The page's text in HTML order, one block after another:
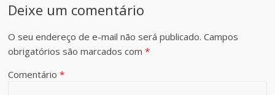
Deixe um comentário
O seu endereço de e-mail não será publicado. Campos
obrigatórios são marcados com*
Comentário*